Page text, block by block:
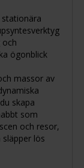
och
ögonblick
massor av
skapa
som
och resor,
lös